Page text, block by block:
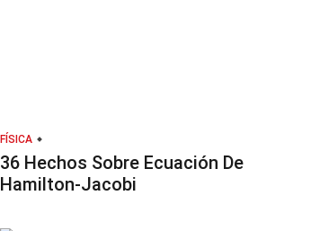
FÍSICA
36 Hechos Sobre Ecuación De
Hamilton-Jacobi